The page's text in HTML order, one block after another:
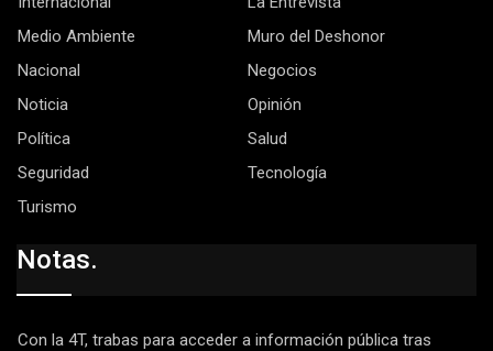
Medio Ambiente
Muro del Deshonor
Nacional
Negocios
Noticia
Opinión
Política
Salud
Seguridad
Tecnología
Turismo
Notas.
Con la 4T, trabas para acceder a información pública tras